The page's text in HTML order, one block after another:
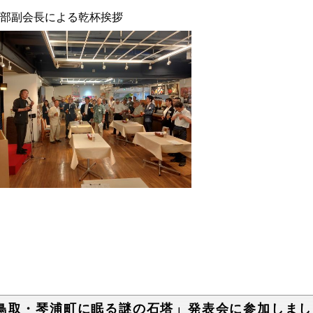
副会長による乾杯挨拶
取・琴浦町に眠る謎の石塔」発表会に参加しま